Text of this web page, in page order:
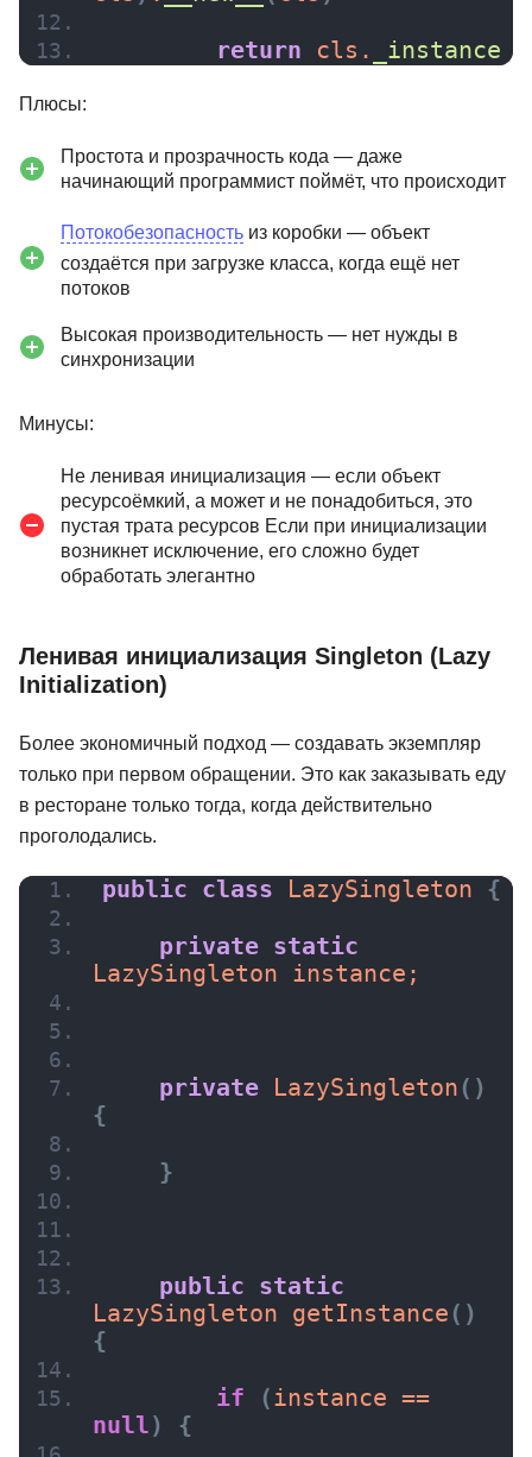
return cls. _instance
Плюсы:
Простота и прозрачность кода — даже
начинающий программист поймёт, что происходит
Потокобезопасность из коробки — объект
создаётся при загрузке класса, когда ещё нет
потоков
Высокая производительность — нет нужды в
синхронизации
Минусы:
Не ленивая инициализация — если объект
ресурсоёмкий, а может и не понадобиться, это
пустая трата ресурсов Если при инициализации
возникнет исключение, его сложно будет
обработать элегантно
Ленивая инициализация Singleton (Lazy
Initialization)
Более экономичный подход — создавать экземпляр
только при первом обращении. Это как заказывать еду
в ресторане только тогда, когда действительно
проголодались.
public class LazySingleton {
private static
LazySingleton instance;
private LazySingleton ( )
{
}
public
static
LazySingleton getInstance ( )
{
if (
null) {
47 отзывов
образования